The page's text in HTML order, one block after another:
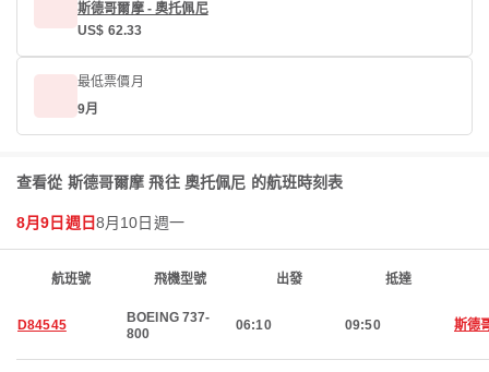
斯德哥爾摩 - 奧托佩尼
US$ 62.33
最低票價月
9月
查看從 斯德哥爾摩 飛往 奧托佩尼 的航班時刻表
8月9日週日8月10日週一
航班號 飛機型號 出發 抵達
D84545
BOEING 737-
800
06:10 09:50 斯德